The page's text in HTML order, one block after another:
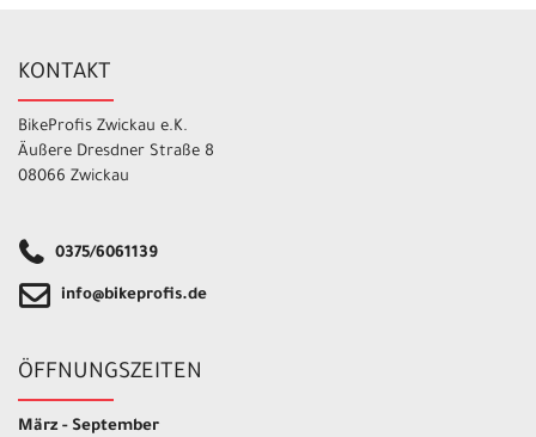
KONTAKT
BikeProfis Zwickau e.K.
Äußere Dresdner Straße 8
08066 Zwickau
0375/6061139
info@bikeprofis.de
ÖFFNUNGSZEITEN
März - September